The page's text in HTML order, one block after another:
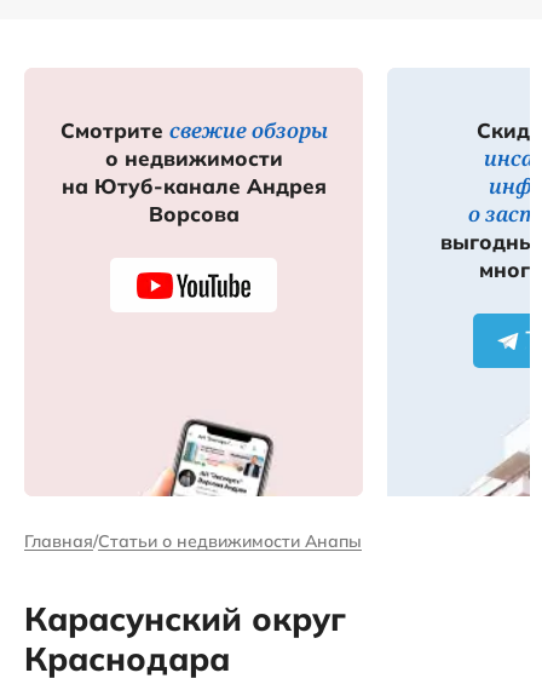
Смотрите свежие обзоры
о недвижимости
на Ютуб-канале Андрея
Ворсова
о
Главная Статьи о недвижимости Анапы
Карасунский округ
Краснодара